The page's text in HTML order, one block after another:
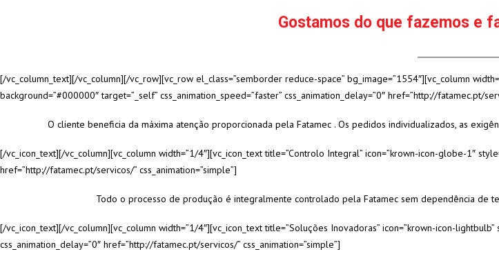
Gostamos do que fazemos e
[/vc_column_text][/vc_column][/vc_row][vc_row el_class=”semborder reduce-space” bg_image=”1554″][vc_column
background=”#000000″ target=”_self” css_animation_speed=”faster” css_animation_delay=”0″ href=”http://fatamec.pt/
O cliente beneficia da máxima atenção proporcionada pela Fatamec . Os pedidos individualizados, as
[/vc_icon_text][/vc_column][vc_column width=”1/4″][vc_icon_text title=”Controlo Integral” icon=”krown-icon-globe-1″
href=”http://fatamec.pt/servicos/” css_animation=”simple”]
Todo o processo de produção é integralmente controlado pela Fatamec sem dependência de
[/vc_icon_text][/vc_column][vc_column width=”1/4″][vc_icon_text title=”Soluções Inovadoras” icon=”krown-icon-
css_animation_delay=”0″ href=”http://fatamec.pt/servicos/” css_animation=”simple”]